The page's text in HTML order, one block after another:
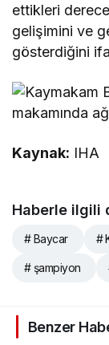
ettikleri
gelişimini ve
gösterdiğini
Kaynak: IHA
Haberle ilgili
# Baycar #
# şampiyon
Benzer